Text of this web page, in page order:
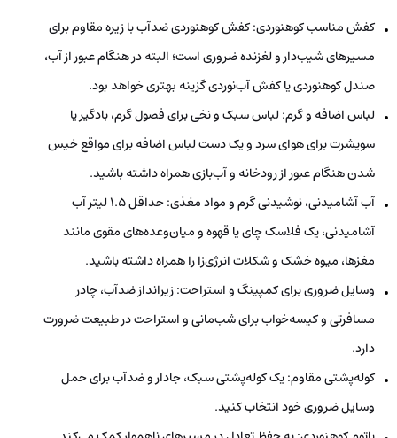
کفش مناسب کوهنوردی: کفش کوهنوردی ضدآب با زیره مقاوم برای
مسیرهای شیب‌دار و لغزنده ضروری است؛ البته در هنگام عبور از آب،
صندل کوهنوردی یا کفش آب‌نوردی گزینه بهتری خواهد بود.
لباس اضافه و گرم: لباس سبک و نخی برای فصول گرم، بادگیر یا
سویشرت برای هوای سرد و یک دست لباس اضافه برای مواقع خیس
شدن هنگام عبور از رودخانه و آب‌بازی همراه داشته باشید.
آب آشامیدنی، نوشیدنی گرم و مواد مغذی: حداقل ۱.۵ لیتر آب
آشامیدنی، یک فلاسک چای یا قهوه و میان‌وعده‌های مقوی مانند
مغزها، میوه خشک و شکلات انرژی‌زا را همراه داشته باشید.
وسایل ضروری برای کمپینگ و استراحت: زیرانداز ضدآب، چادر
مسافرتی و کیسه‌خواب برای شب‌مانی و استراحت در طبیعت ضرورت
دارد.
کوله‌پشتی مقاوم: یک کوله‌پشتی سبک، جادار و ضدآب برای حمل
وسایل ضروری خود انتخاب کنید.